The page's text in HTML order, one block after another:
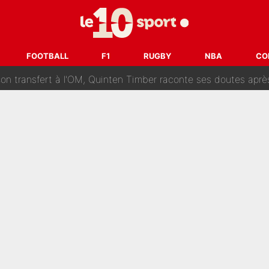
FOOTBALL F1 RUGBY NBA
un très gros contrat : Une marque «inattendue» va
: Le FC Barcelone prend la parole alors qu'un transfert
transfert à l'OM, Quinten Timber raconte ses doutes